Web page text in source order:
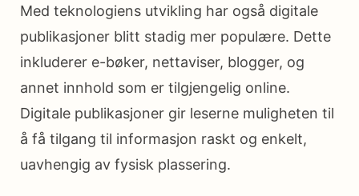
Med teknologiens utvikling har også digitale
publikasjoner blitt stadig mer populære. Dette
inkluderer e-bøker, nettaviser, blogger, og
annet innhold som er tilgjengelig online.
Digitale publikasjoner gir leserne muligheten til
å få tilgang til informasjon raskt og enkelt,
uavhengig av fysisk plassering.